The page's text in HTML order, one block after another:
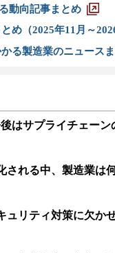
動向記事まとめ
め（2025年11月～
る製造業のニュース
はサプライチェー
される中、製造業は
ュリティ対策に欠か